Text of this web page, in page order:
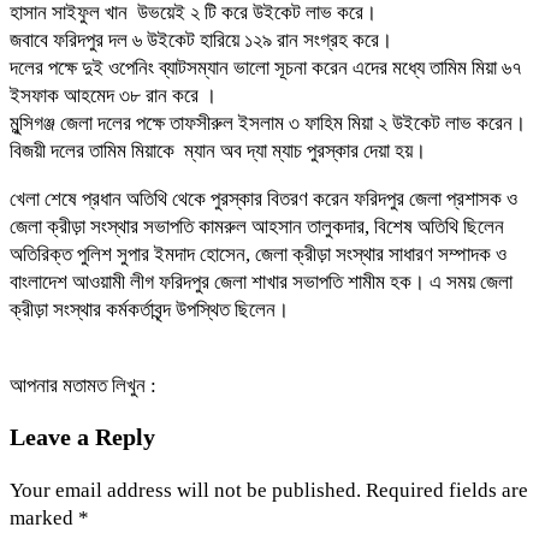
হাসান সাইফুল খান ‌ উভয়েই ২ টি করে উইকেট লাভ করে।
জবাবে ফরিদপুর দল ৬ উইকেট হারিয়ে ১২৯ রান সংগ্রহ করে।
দলের পক্ষে দুই ওপেনিং ব্যাটসম্যান ভালো সূচনা করেন এদের মধ্যে তামিম মিয়া ৬৭ ‌
ইসফাক আহমেদ ৩৮ রান করে ।
মুন্সিগঞ্জ জেলা দলের পক্ষে তাফসীরুল ইসলাম ৩ ফাহিম মিয়া ২ উইকেট লাভ করেন।
বিজয়ী দলের তামিম মিয়াকে ‌ ম্যান অব দ্যা ম্যাচ পুরস্কার দেয়া হয়।
খেলা শেষে প্রধান অতিথি থেকে পুরস্কার বিতরণ করেন ফরিদপুর জেলা প্রশাসক ও
জেলা ক্রীড়া সংস্থার সভাপতি কামরুল আহসান তালুকদার, বিশেষ অতিথি ছিলেন
অতিরিক্ত পুলিশ সুপার ইমদাদ হোসেন, জেলা ক্রীড়া সংস্থার সাধারণ সম্পাদক ও
বাংলাদেশ আওয়ামী লীগ ফরিদপুর জেলা শাখার সভাপতি শামীম হক। এ সময় জেলা
ক্রীড়া সংস্থার কর্মকর্তাবৃন্দ উপস্থিত ছিলেন।
আপনার মতামত লিখুন :
Leave a Reply
Your email address will not be published. Required fields are
marked *